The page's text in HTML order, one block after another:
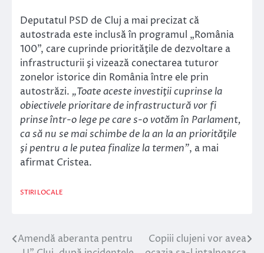
Deputatul PSD de Cluj a mai precizat că
autostrada este inclusă în programul „România
100”, care cuprinde priorităţile de dezvoltare a
infrastructurii şi vizează conectarea tuturor
zonelor istorice din România între ele prin
autostrăzi. „Toate aceste investiţii cuprinse la
obiectivele prioritare de infrastructură vor fi
prinse într-o lege pe care s-o votăm în Parlament,
ca să nu se mai schimbe de la an la an priorităţile
şi pentru a le putea finalize la termen”, a mai
afirmat Cristea.
STIRI LOCALE
Navigare
Amendă aberanta pentru
Copiii clujeni vor avea